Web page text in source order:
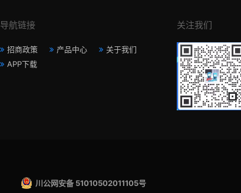
导航链接
招商政策 产品中心
关于我们
APP下载
关注我们
川公网安备 51010502011105号